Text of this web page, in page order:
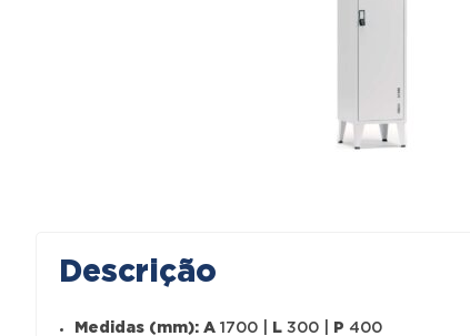
Descrição
Medidas (mm): A 1700 | L 300 | P 400